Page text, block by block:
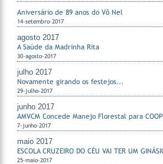
Aniversário de 89 anos do Vô Nel
14-setembro-2017
agosto 2017
A Saúde da Madrinha Rita
30-agosto-2017
julho 2017
Novamente girando os festejos...
29-julho-2017
junho 2017
AMVCM Concede Manejo Florestal para
7-junho-2017
maio 2017
ESCOLA CRUZEIRO DO CÉU VAI TER UM
25-maio-2017